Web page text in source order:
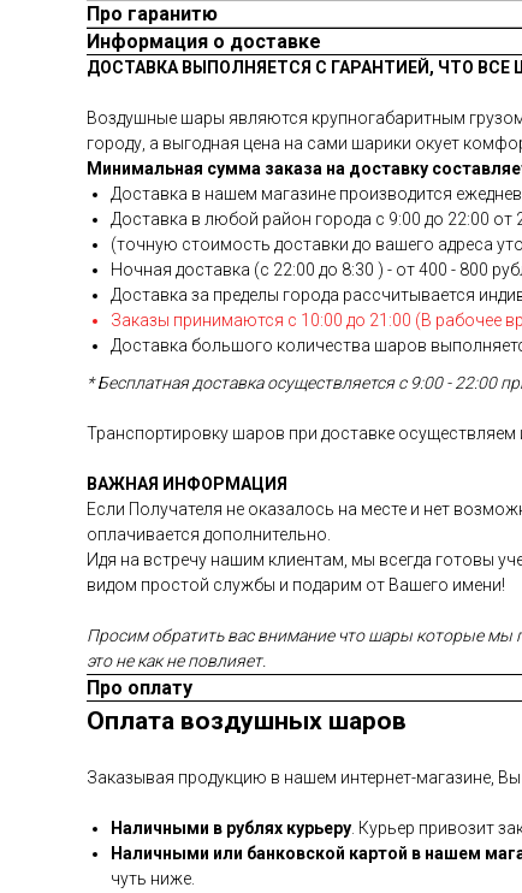
Про гаранитю
Информация о доставке
ДОСТАВКА ВЫПОЛНЯЕТСЯ С ГАРАНТИЕЙ, ЧТО
Воздушные шары являются крупногабаритным
городу, а выгодная цена на сами шарики окует
Минимальная сумма заказа на доставку
Доставка в нашем магазине производится
Доставка в любой район города c 9:00 до 22:00 от
(точную стоимость доставки до вашего адреса
Ночная доставка (с 22:00 до 8:30 ) - от 400 - 800
Доставка за пределы города рассчитывается
Заказы принимаются с 10:00 до 21:00 (В рабочее
Доставка большого количества шаров
* Бесплатная доставка осуществляется с 9:00 - 22:00
Транспортировку шаров при доставке осуществляем
ВАЖНАЯ ИНФОРМАЦИЯ
Если Получателя не оказалось на месте и нет
оплачивается дополнительно.
Идя на встречу нашим клиентам, мы всегда готовы
видом простой службы и подарим от Вашего имени!
Просим обратить вас внимание что шары которые мы
это не как не повлияет.
Про оплату
Оплата воздушных шаров
Заказывая продукцию в нашем интернет-магазине,
Наличными в рублях курьеру . Курьер привозит
Наличными или банковской картой в нашем
чуть ниже.